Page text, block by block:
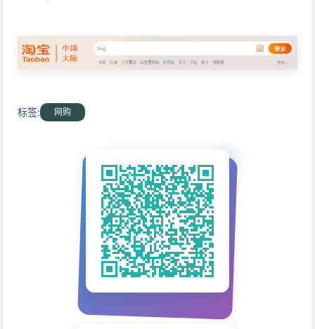
标签: 网购